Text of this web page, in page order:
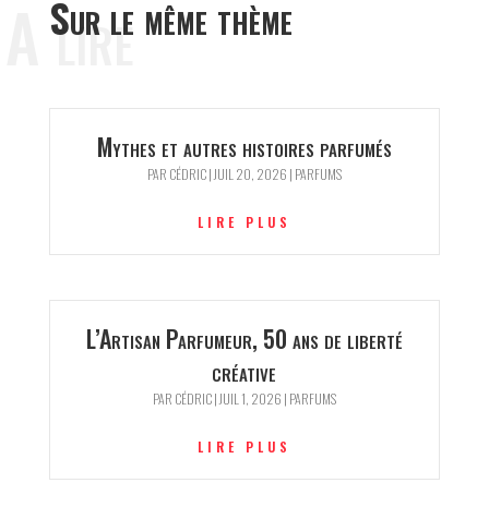
Sur le même thème
A lire
Mythes et autres histoires parfumés
PAR CÉDRIC| JUIL 20, 2026 | PARFUMS
LIRE PLUS
L’Artisan Parfumeur, 50 ans de liberté
créative
PAR CÉDRIC| JUIL 1, 2026 | PARFUMS
LIRE PLUS